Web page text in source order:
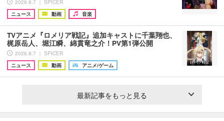
2026.8.7 ｜ SPICER
ニュース
動画 音楽
TVアニメ『ロメリア戦記』追加キャストに千葉翔也、
梶原岳人、堀江瞬、綿貫竜之介！PV第1弾公開
2026.8.7 ｜ SPICER
ニュース
動画 アニメ/ゲーム
最新記事をもっと見る